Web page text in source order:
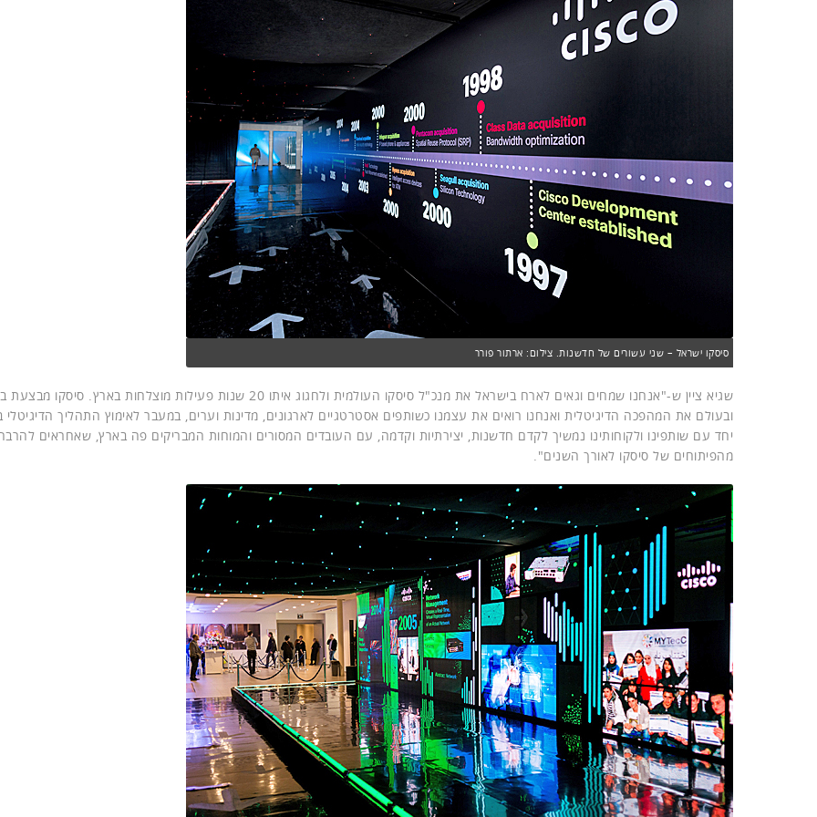
סיסקו ישראל – שני עשורים של חדשנות. צילום: ארתור פורר
שגיא ציין ש-"אנחנו שמחים וגאים לארח בישראל את מנכ"ל סיסקו העולמית ולחגוג איתו 20 שנות פעילות מוצלחות בארץ.
ובעולם את המהפכה הדיגיטלית ואנחנו רואים את עצמנו כשותפים אסטרטגיים לארגונים, מדינות וערים, במעבר לאימוץ התהליך הדיגיטלי
יחד עם שותפינו ולקוחותינו נמשיך לקדם חדשנות, יצירתיות וקדמה, עם העובדים המסורים והמוחות המבריקים פה בארץ, שאחראים
מהפיתוחים של סיסקו לאורך השנים".